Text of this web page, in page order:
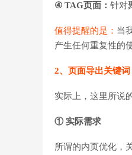
④ TAG页面： 针对
值得提醒的是： 当
产生任何重复性的
2、页面导出关键词
实际上，这里所说
① 实际需求
所谓的内页优化，